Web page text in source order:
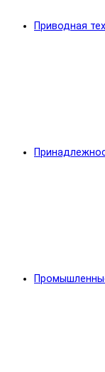
Приводная